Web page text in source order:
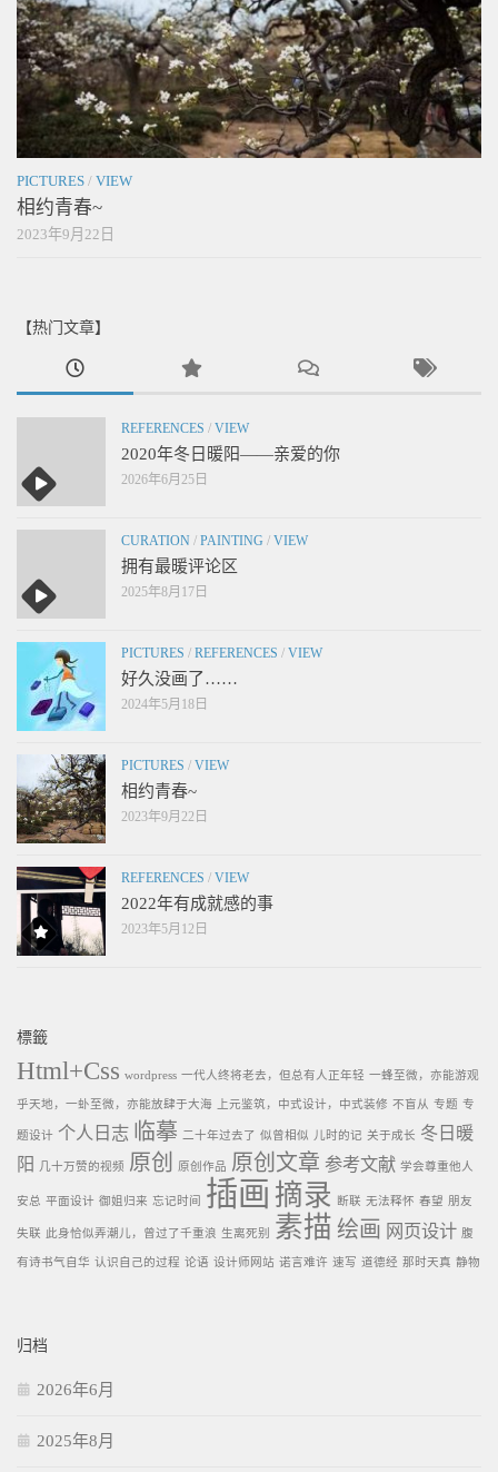
PICTURES / VIEW
相约青春~
2023年9月22日
【热门文章】
REFERENCES / VIEW
2020年冬日暖阳——亲爱的你
2026年6月25日
CURATION / PAINTING / VIEW
拥有最暖评论区
2025年8月17日
PICTURES / REFERENCES / VIEW
好久没画了……
2024年5月18日
PICTURES / VIEW
相约青春~
2023年9月22日
REFERENCES / VIEW
2022年有成就感的事
2023年5月12日
標籤
Html+Css wordpress 一代人终将老去，但总有人正年轻 一蜂至微，亦能游观
乎天地，一虲至微，亦能放肆于大海 上元鉴筑，中式设计，中式装修 不盲从 专题 专
题设计 个人日志 临摹 二十年过去了 似曾相似 儿时的记 关于成长 冬日暖
阳
几十万赞的视频 原创 原创作品 原创文章 参考文献 学会尊重他人
安总 平面设计 御姐归来 忘记时间 插画 摘录 断联 无法释怀 春望 朋友
失联 此身恰似弄潮儿，曾过了千重浪 生离死别 素描 绘画 网页设计 腹
有诗书气自华 认识自己的过程 论语 设计师网站 诺言难许 速写 道德经 那时天真 静物
归档
2026年6月
2025年8月